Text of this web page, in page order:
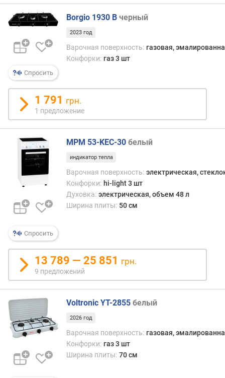
н
а
я
т
е
п
е
р
а
т
у
а
(
C
)
к
о
-
в
о
р
е
ж
и
м
о
в
р
и
Спросить
Borgio 1930 B черный
2023 год
Варочная поверхность: газовая,
Конфорки: газ 3 шт
1 791 грн.
1 предложение
Спросить
MPM 53-KEC-30 белый
индикатор тепла
Варочная поверхность: электрическая,
Конфорки: hi-light 3 шт
Духовка: электрическая, объем 48 л
Ширина плиты: 50 см
13 789 — 25 851 грн.
9 предложений
Voltronic YT-2855 белый
2026 год
Варочная поверхность: газовая,
Конфорки: газ 3 шт
Ширина плиты: 70 см